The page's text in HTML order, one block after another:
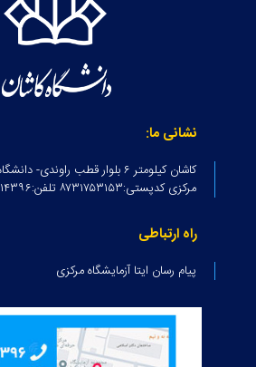
نشانی ما:
کاشان کیلومتر ۶ بلوار قطب راوندی-
مرکزی کدپستی:۸۷۳۱۷۵۳۱۵۳ تلفن:۰۳۱۵۵۹۱۴۳۹۶
راه ارتباطی
پیام رسان ایتا آزمایشگاه مرکزی